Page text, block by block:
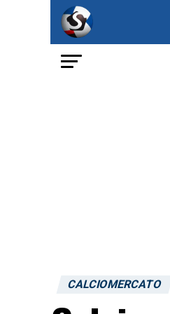
CALCIOMERCATO